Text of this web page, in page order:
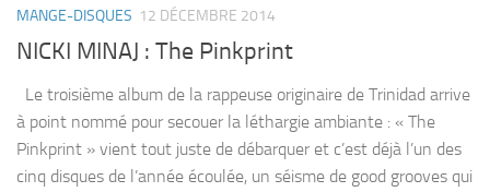
MANGE-DISQUES 12 DÉCEMBRE 2014
NICKI MINAJ : The Pinkprint
Le troisième album de la rappeuse originaire de Trinidad arrive
à point nommé pour secouer la léthargie ambiante : « The
Pinkprint » vient tout juste de débarquer et c’est déjà l’un des
cinq disques de l’année écoulée, un séisme de good grooves qui